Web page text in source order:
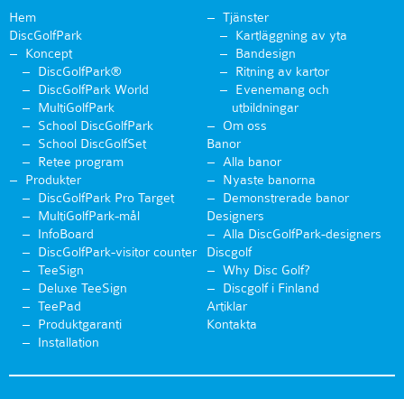
Hem
DiscGolfPark
Koncept
DiscGolfPark®
DiscGolfPark World
MultiGolfPark
School DiscGolfPark
School DiscGolfSet
Retee program
Produkter
DiscGolfPark Pro Target
MultiGolfPark-mål
InfoBoard
DiscGolfPark-visitor counter
TeeSign
Deluxe TeeSign
TeePad
Produktgaranti
Installation
Tjänster
Kartläggning av yta
Bandesign
Ritning av kartor
Evenemang och
utbildningar
Om oss
Banor
Alla banor
Nyaste banorna
Demonstrerade banor
Designers
Alla DiscGolfPark-designers
Discgolf
Why Disc Golf?
Discgolf i Finland
Artiklar
Kontakta